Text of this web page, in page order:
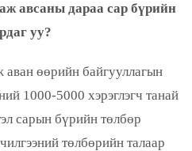
авсаны дараа сар бүрийн
уу?
аван өөрийн байгууллагын
1000-5000 хэрэглэгч танай
сарын бүрийн төлбөр
төлбөрийн талаар